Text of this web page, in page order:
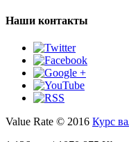
Наши контакты
Value Rate © 2016 Курс